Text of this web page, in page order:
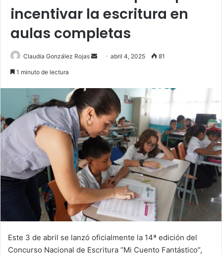
incentivar la escritura en
aulas completas
Claudia González Rojas
Sendabril 4, 2025 81
1 minuto de lectura
Este 3 de abril se lanzó oficialmente la 14ª edición del
Concurso Nacional de Escritura “Mi Cuento Fantástico”,